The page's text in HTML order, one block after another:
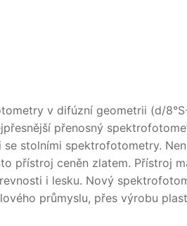
v difúzní geometrii (d/
přenosný
stolními spektrofotometry.
přístroj ceněn zlatem. Přístroj
i lesku. Nový
průmyslu, přes výrobu